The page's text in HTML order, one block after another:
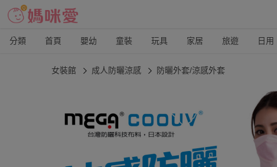
分類 首頁 嬰幼 童裝 玩具 家居 旅遊 日用
女裝館 成人防曬涼感 防曬外套/涼感外套